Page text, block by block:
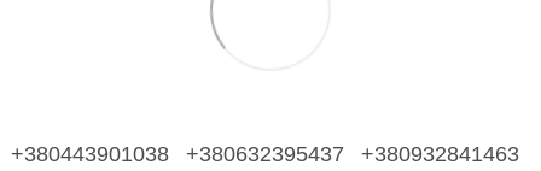
+380443901038 +380632395437 +380932841463